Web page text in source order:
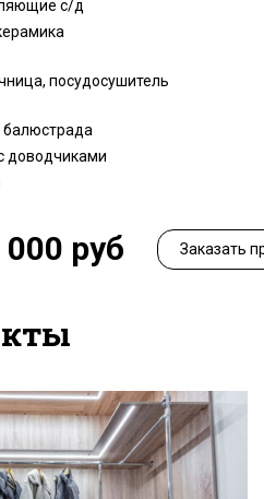
с/д
посудосушитель
балюстрада
доводчиками
000 руб Заказать